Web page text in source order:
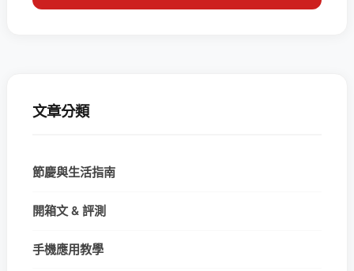
文章分類
節慶與生活指南
開箱文 & 評測
手機應用教學